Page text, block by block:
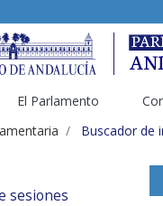
El Parlamento
Buscador de
sesiones